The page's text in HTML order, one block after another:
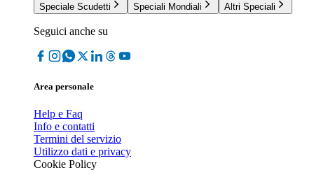
Speciale Scudetti
Speciali Mondiali Altri Speciali
Seguici anche su
Area personale
Help e Faq
Info e contatti
Termini del servizio
Utilizzo dati e privacy
Cookie Policy